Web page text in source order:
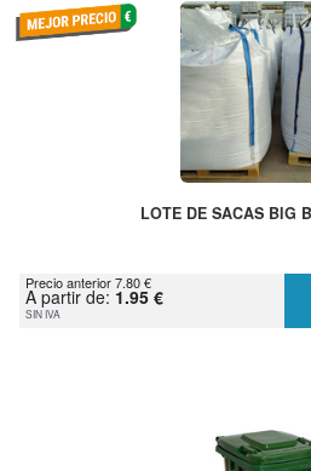
LOTE DE SACAS BIG
Precio anterior 7.80 €
A partir de: 1.95 €
SIN IVA